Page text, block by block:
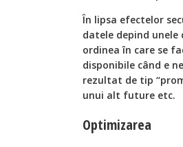
În lipsa efectelor
datele depind unele
ordinea în care se
disponibile când e
rezultat de tip
unui alt future etc.
Optimizarea